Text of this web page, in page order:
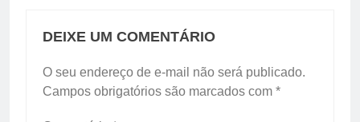
DEIXE UM COMENTÁRIO
O seu endereço de e-mail não será publicado.
Campos obrigatórios são marcados com *